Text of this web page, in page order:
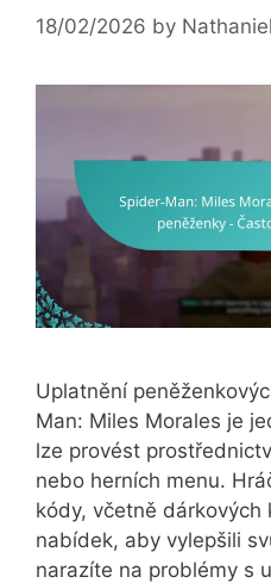
18/02/2026 by
Uplatnění
Man: Miles Morales je
lze provést
nebo herních menu.
kódy, včetně dárkových
nabídek, aby vylepšili
narazíte na problémy s